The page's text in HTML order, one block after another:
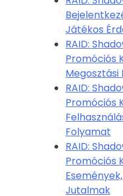
Játékos
RAID:
Promóciós
Megosztási
RAID:
Promóciós
Folyamat
RAID:
Promóciós
Jutalmak